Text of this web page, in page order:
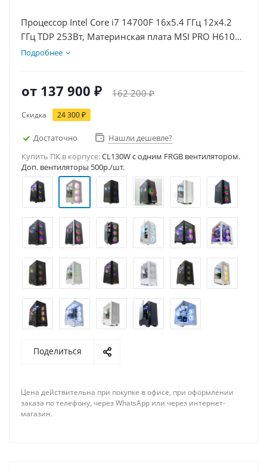
Процессор Intel Core i7 14700F 16x5.4 ГГц 12x4.2
ГГц TDP 253Вт, Материнская плата MSI PRO H610M-
E, Видеокарта RTX 5060Ti 16Гб, Память
Подробнее
от 137 900 ₽ 162 200 ₽
Скидка 24 300 ₽
Достаточно
Нашли дешевле?
Купить ПК в корпусе:CL130W c одним FRGB вентилятором.
Доп. вентиляторы 500р./шт.
Поделиться
Цена действительна при покупке в офисе, при оформлении
заказа по телефону, через WhatsApp или через интернет-
магазин.